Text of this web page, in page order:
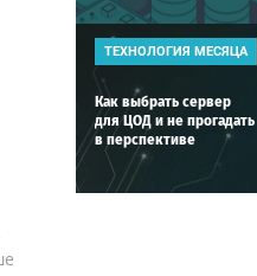
ТЕХНОЛОГИЯ МЕСЯЦА
Как выбрать сервер
для ЦОД и не прогадать
в перспективе